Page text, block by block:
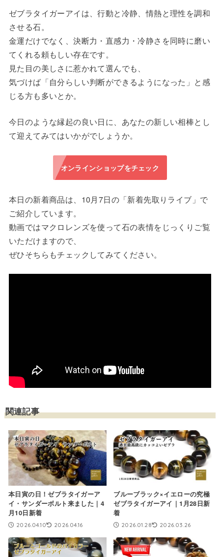
ゼブラタイガーアイは、行動と冷静、情熱と理性を調和
させる石。
金運だけでなく、決断力・直感力・冷静さを同時に磨い
てくれる頼もしい存在です。
見た目の美しさに惹かれて選んでも、
気づけば「自分らしい判断ができるようになった」と感
じる方も多いとか。
今日のような縁起の良い日に、あなたの新しい相棒とし
て迎えてみてはいかがでしょうか。
オンラインショップをチェック
本日の新着商品は、10月7日の「新着先取りライブ」で
ご紹介しています。
動画ではマクロレンズを使って石の表情をじっくりご覧
いただけますので、
ぜひそちらもチェックしてみてください。
関連記事
本日寅の日！ゼブラタイガーア
イ・サンダーボルト来ました｜4
月10日新着
2026.04.10 2026.04.16
ブルーブラック×イエローの究極
ゼブラタイガーアイ｜1月28日新
着
2026.01.28 2026.03.26